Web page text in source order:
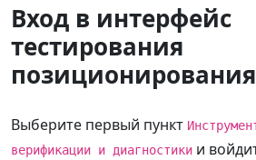
Вход в интерфейс
тестирования
позиционирования
Выберите первый пункт
верификации и диагностики и